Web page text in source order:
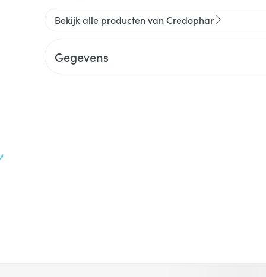
Bekijk alle producten van Credophar
Gegevens